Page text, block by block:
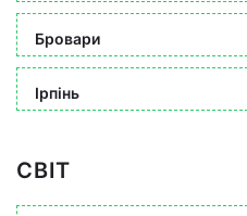
Бровари
Ірпінь
СВІТ